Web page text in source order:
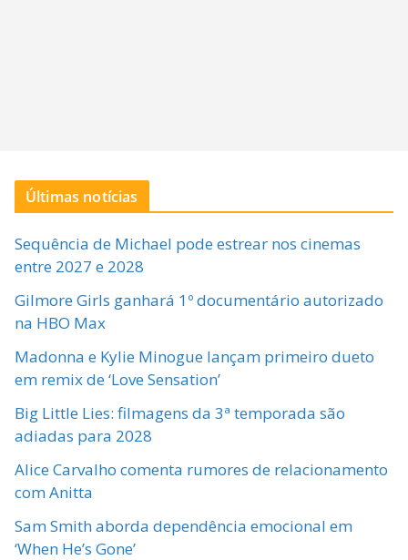
Últimas notícias
Sequência de Michael pode estrear nos cinemas
entre 2027 e 2028
Gilmore Girls ganhará 1º documentário autorizado
na HBO Max
Madonna e Kylie Minogue lançam primeiro dueto
em remix de ‘Love Sensation’
Big Little Lies: filmagens da 3ª temporada são
adiadas para 2028
Alice Carvalho comenta rumores de relacionamento
com Anitta
Sam Smith aborda dependência emocional em
‘When He’s Gone’